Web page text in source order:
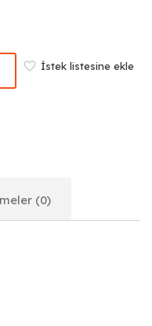
İstek listesine ekle
(0)